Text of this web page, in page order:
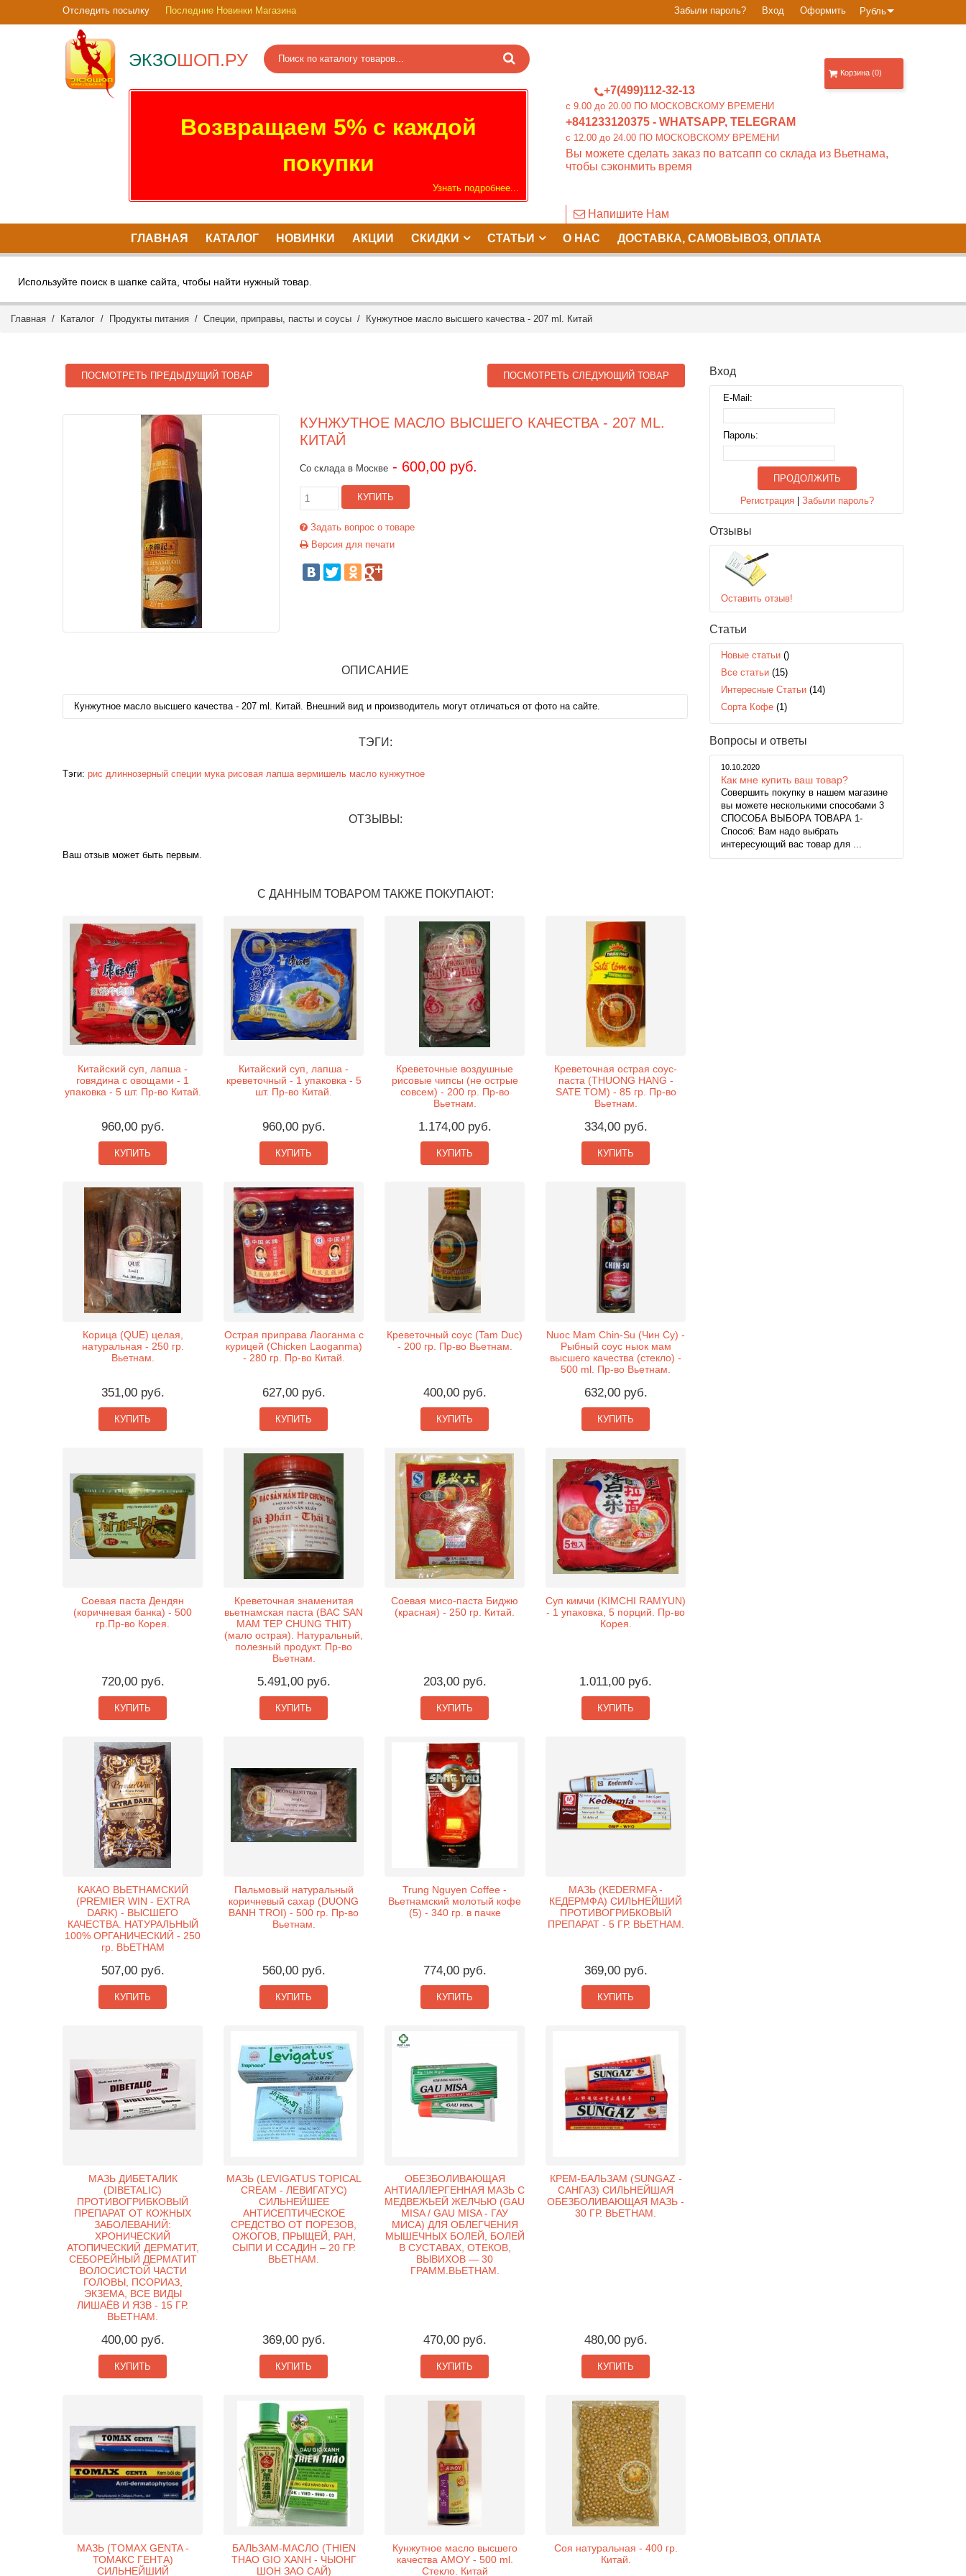
Рубль
Забыли пароль? Вход Оформить
Отследить посылку Последние Новинки Магазина
ЭКЗОШОП.РУ
+7(499)112-32-13
c 9.00 до 20.00 ПО МОСКОВСКОМУ ВРЕМЕНИ
+841233120375 - WHATSAPP, TELEGRAM
c 12.00 до 24.00 ПО МОСКОВСКОМУ ВРЕМЕНИ
Вы можете сделать заказ по ватсапп со склада из Вьетнама,
чтобы сэконмить время
Напишите Нам
Возвращаем 5% с каждой
покупки
Узнать подробнее...
Корзина (0)
ГЛАВНАЯ КАТАЛОГ НОВИНКИ АКЦИИ СКИДКИ СТАТЬИ О НАС ДОСТАВКА, САМОВЫВОЗ, ОПЛАТА
Используйте поиск в шапке сайта, чтобы найти нужный товар.
Главная / Каталог / Продукты питания / Специи, приправы, пасты и соусы / Кунжутное масло высшего качества - 207 ml. Китай
ПОСМОТРЕТЬ ПРЕДЫДУЩИЙ ТОВАР ПОСМОТРЕТЬ СЛЕДУЮЩИЙ ТОВАР
КУНЖУТНОЕ МАСЛО ВЫСШЕГО КАЧЕСТВА - 207 ML.
КИТАЙ
Со склада в Москве - 600,00 руб.
КУПИТЬ
Задать вопрос о товаре
Версия для печати
ОПИСАНИЕ
Кунжутное масло высшего качества - 207 ml. Китай. Внешний вид и производитель могут отличаться от фото на сайте.
ТЭГИ:
Тэги: рис длиннозерный специи мука рисовая лапша вермишель масло кунжутное
ОТЗЫВЫ:
Ваш отзыв может быть первым.
С ДАННЫМ ТОВАРОМ ТАКЖЕ ПОКУПАЮТ:
Китайский суп, лапша -
говядина с овощами - 1
упаковка - 5 шт. Пр-во Китай.
960,00 руб.
КУПИТЬ
Китайский суп, лапша -
креветочный - 1 упаковка - 5
шт. Пр-во Китай.
960,00 руб.
КУПИТЬ
Креветочные воздушные
рисовые чипсы (не острые
совсем) - 200 гр. Пр-во
Вьетнам.
1.174,00 руб.
КУПИТЬ
Креветочная острая соус-
паста (THUONG HANG -
SATE TOM) - 85 гр. Пр-во
Вьетнам.
334,00 руб.
КУПИТЬ
Корица (QUE) целая,
натуральная - 250 гр.
Вьетнам.
351,00 руб.
КУПИТЬ
Острая приправа Лаоганма с
курицей (Chicken Laoganma)
- 280 гр. Пр-во Китай.
627,00 руб.
КУПИТЬ
Креветочный соус (Tam Duc)
- 200 гр. Пр-во Вьетнам.
400,00 руб.
КУПИТЬ
Nuoc Mam Chin-Su (Чин Су) -
Рыбный соус ныок мам
высшего качества (стекло) -
500 ml. Пр-во Вьетнам.
632,00 руб.
КУПИТЬ
Соевая паста Дендян
(коричневая банка) - 500
гр.Пр-во Корея.
720,00 руб.
КУПИТЬ
Креветочная знаменитая
вьетнамская паста (BAC SAN
MAM TEP CHUNG THIT)
(мало острая). Натуральный,
полезный продукт. Пр-во
Вьетнам.
5.491,00 руб.
КУПИТЬ
Соевая мисо-паста Биджю
(красная) - 250 гр. Китай.
203,00 руб.
КУПИТЬ
Суп кимчи (KIMCHI RAMYUN)
- 1 упаковка, 5 порций. Пр-во
Корея.
1.011,00 руб.
КУПИТЬ
КАКАО ВЬЕТНАМСКИЙ
(PREMIER WIN - EXTRA
DARK) - ВЫСШЕГО
КАЧЕСТВА. НАТУРАЛЬНЫЙ
100% ОРГАНИЧЕСКИЙ - 250
гр. ВЬЕТНАМ
507,00 руб.
КУПИТЬ
Пальмовый натуральный
коричневый сахар (DUONG
BANH TROI) - 500 гр. Пр-во
Вьетнам.
560,00 руб.
КУПИТЬ
Trung Nguyen Coffee -
Вьетнамский молотый кофе
(5) - 340 гр. в пачке
774,00 руб.
КУПИТЬ
МАЗЬ (KEDERMFA -
КЕДЕРМФА) СИЛЬНЕЙШИЙ
ПРОТИВОГРИБКОВЫЙ
ПРЕПАРАТ - 5 ГР. ВЬЕТНАМ.
369,00 руб.
КУПИТЬ
МАЗЬ ДИБЕТАЛИК
(DIBETALIC)
ПРОТИВОГРИБКОВЫЙ
ПРЕПАРАТ ОТ КОЖНЫХ
ЗАБОЛЕВАНИЙ:
ХРОНИЧЕСКИЙ
АТОПИЧЕСКИЙ ДЕРМАТИТ,
СЕБОРЕЙНЫЙ ДЕРМАТИТ
ВОЛОСИСТОЙ ЧАСТИ
ГОЛОВЫ, ПСОРИАЗ,
ЭКЗЕМА, ВСЕ ВИДЫ
ЛИШАЁВ И ЯЗВ - 15 ГР.
ВЬЕТНАМ.
400,00 руб.
КУПИТЬ
МАЗЬ (LEVIGATUS TOPICAL
CREAM - ЛЕВИГАТУС)
СИЛЬНЕЙШЕЕ
АНТИСЕПТИЧЕСКОЕ
СРЕДСТВО ОТ ПОРЕЗОВ,
ОЖОГОВ, ПРЫЩЕЙ, РАН,
СЫПИ И ССАДИН – 20 ГР.
ВЬЕТНАМ.
369,00 руб.
КУПИТЬ
ОБЕЗБОЛИВАЮЩАЯ
АНТИАЛЛЕРГЕННАЯ МАЗЬ С
МЕДВЕЖЬЕЙ ЖЕЛЧЬЮ (GAU
MISA / GAU MISA - ГАУ
МИСА) ДЛЯ ОБЛЕГЧЕНИЯ
МЫШЕЧНЫХ БОЛЕЙ, БОЛЕЙ
В СУСТАВАХ, ОТЕКОВ,
ВЫВИХОВ — 30
ГРАММ.ВЬЕТНАМ.
470,00 руб.
КУПИТЬ
КРЕМ-БАЛЬЗАМ (SUNGAZ -
САНГАЗ) СИЛЬНЕЙШАЯ
ОБЕЗБОЛИВАЮЩАЯ МАЗЬ -
30 ГР. ВЬЕТНАМ.
480,00 руб.
КУПИТЬ
МАЗЬ (TOMAX GENTA -
ТОМАКС ГЕНТА)
СИЛЬНЕЙШИЙ
БАЛЬЗАМ-МАСЛО (THIEN
THAO GIO XANH - ЧЫОНГ
ШОН ЗАО САЙ)
Кунжутное масло высшего
качества AMOY - 500 ml.
Стекло. Китай
Соя натуральная - 400 гр.
Китай.
Вход
E-Mail:
Пароль:
ПРОДОЛЖИТЬ
Регистрация |Забыли пароль?
Отзывы
Оставить отзыв!
Статьи
Новые статьи ()
Все статьи (15)
Интересные Статьи (14)
Сорта Кофе (1)
Вопросы и ответы
10.10.2020
Как мне купить ваш товар?
Совершить покупку в нашем магазине
вы можете несколькими способами 3
СПОСОБА ВЫБОРА ТОВАРА 1-
Способ: Вам надо выбрать
интересующий вас товар для ...